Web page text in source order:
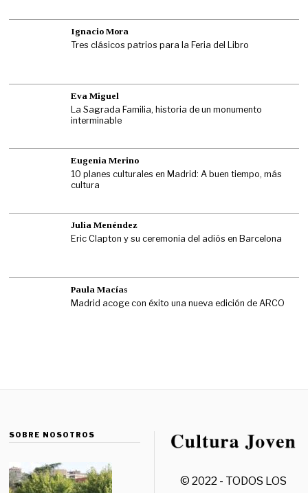
Ignacio Mora
Tres clásicos patrios para la Feria del Libro
Eva Miguel
La Sagrada Familia, historia de un monumento
interminable
Eugenia Merino
10 planes culturales en Madrid: A buen tiempo, más
cultura
Julia Menéndez
Eric Clapton y su ceremonia del adiós en Barcelona
Paula Macías
Madrid acoge con éxito una nueva edición de ARCO
SOBRE NOSOTROS
© 2022 - TODOS LOS